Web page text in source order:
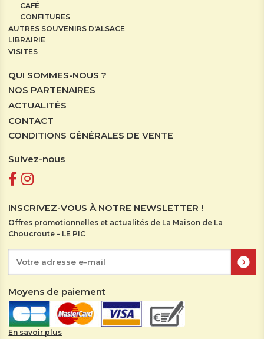
CAFÉ
CONFITURES
AUTRES SOUVENIRS D'ALSACE
LIBRAIRIE
VISITES
QUI SOMMES-NOUS ?
NOS PARTENAIRES
ACTUALITÉS
CONTACT
CONDITIONS GÉNÉRALES DE VENTE
Suivez-nous
INSCRIVEZ-VOUS À NOTRE NEWSLETTER !
Offres promotionnelles et actualités de La Maison de La
Choucroute – LE PIC
Moyens de paiement
En savoir plus